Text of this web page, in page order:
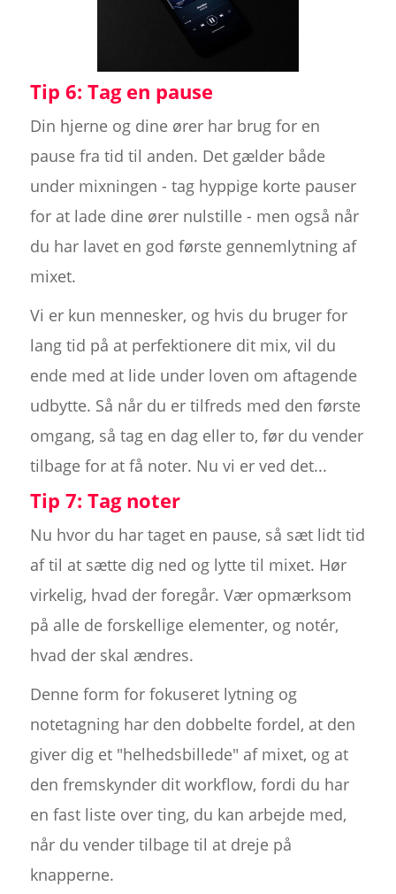
Tip 6: Tag en pause
Din hjerne og dine ører har brug for en
pause fra tid til anden. Det gælder både
under mixningen - tag hyppige korte pauser
for at lade dine ører nulstille - men også når
du har lavet en god første gennemlytning af
mixet.
Vi er kun mennesker, og hvis du bruger for
lang tid på at perfektionere dit mix, vil du
ende med at lide under loven om aftagende
udbytte. Så når du er tilfreds med den første
omgang, så tag en dag eller to, før du vender
tilbage for at få noter. Nu vi er ved det...
Tip 7: Tag noter
Nu hvor du har taget en pause, så sæt lidt tid
af til at sætte dig ned og lytte til mixet. Hør
virkelig, hvad der foregår. Vær opmærksom
på alle de forskellige elementer, og notér,
hvad der skal ændres.
Denne form for fokuseret lytning og
notetagning har den dobbelte fordel, at den
giver dig et "helhedsbillede" af mixet, og at
den fremskynder dit workflow, fordi du har
en fast liste over ting, du kan arbejde med,
når du vender tilbage til at dreje på
knapperne.